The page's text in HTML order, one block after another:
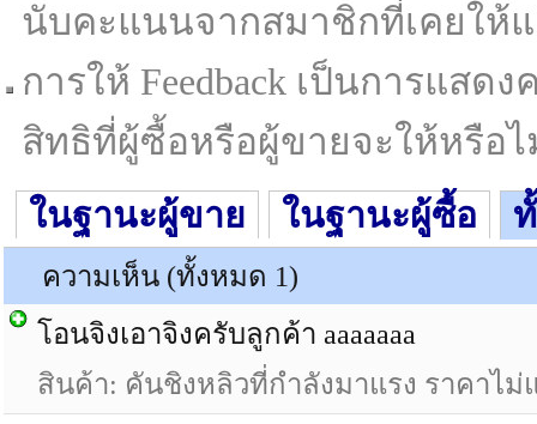
นับคะแนนจากสมาชิกที่เคยให้
การให้ Feedback เป็นการแส
สิทธิที่ผู้ซื้อหรือผู้ขายจะให้หรือไ
ในฐานะผู้ขาย ในฐานะผู้ซื้อ
ความเห็น (ทั้งหมด 1)
โอนจิงเอาจิงครับลูกค้า aaaaaaa
สินค้า: คันชิงหลิวที่กำลังมาแรง ราคาไม่